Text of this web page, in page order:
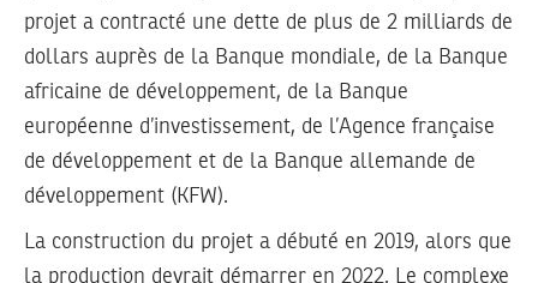
projet a contracté une dette de plus de 2 milliards de
dollars auprès de la Banque mondiale, de la Banque
africaine de développement, de la Banque
européenne d’investissement, de l’Agence française
de développement et de la Banque allemande de
développement (KFW).
La construction du projet a débuté en 2019, alors que
la production devrait démarrer en 2022. Le complexe